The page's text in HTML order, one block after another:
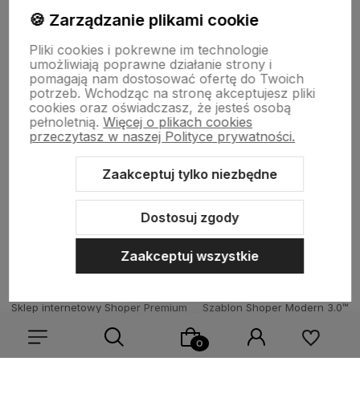
BORN2VAPE.PL
Born To Vape|| Różana 2, 21-025 Niemce woj. lubelskie
NIP: 7141861133 || E:kontakt@born2vape.plT:665 744 477
by szoperski.pl
Sklep internetowy Shoper Premium
Szablon Shoper Modern 3.0™
🍪 Zarządzanie plikami cookie
Pliki cookies i pokrewne im technologie
umożliwiają poprawne działanie strony i
pomagają nam dostosować ofertę do Twoich
potrzeb. Wchodząc na stronę akceptujesz pliki
cookies oraz oświadczasz, że jesteś osobą
pełnoletnią. Więcej o plikach cookies
przeczytasz w naszej Polityce prywatności.
Zaakceptuj tylko niezbędne
Dostosuj zgody
Zaakceptuj wszystkie